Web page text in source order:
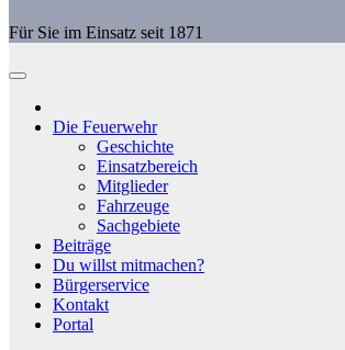
Für Sie im Einsatz seit 1871
Die Feuerwehr
Geschichte
Einsatzbereich
Mitglieder
Fahrzeuge
Sachgebiete
Beiträge
Du willst mitmachen?
Bürgerservice
Kontakt
Portal